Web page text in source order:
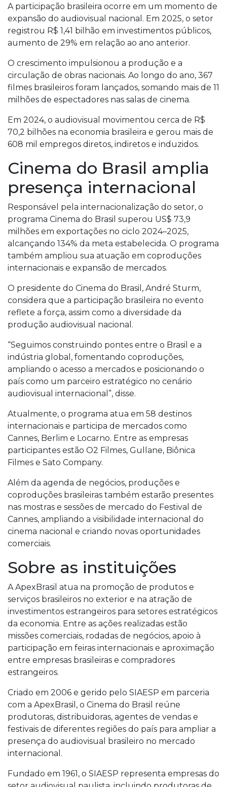
A participação brasileira ocorre em um momento de
expansão do audiovisual nacional. Em 2025, o setor
registrou R$ 1,41 bilhão em investimentos públicos,
aumento de 29% em relação ao ano anterior.
O crescimento impulsionou a produção e a
circulação de obras nacionais. Ao longo do ano, 367
filmes brasileiros foram lançados, somando mais de 11
milhões de espectadores nas salas de cinema.
Em 2024, o audiovisual movimentou cerca de R$
70,2 bilhões na economia brasileira e gerou mais de
608 mil empregos diretos, indiretos e induzidos.
Cinema do Brasil amplia
presença internacional
Responsável pela internacionalização do setor, o
programa Cinema do Brasil superou US$ 73,9
milhões em exportações no ciclo 2024–2025,
alcançando 134% da meta estabelecida. O programa
também ampliou sua atuação em coproduções
internacionais e expansão de mercados.
O presidente do Cinema do Brasil, André Sturm,
considera que a participação brasileira no evento
reflete a força, assim como a diversidade da
produção audiovisual nacional.
“Seguimos construindo pontes entre o Brasil e a
indústria global, fomentando coproduções,
ampliando o acesso a mercados e posicionando o
país como um parceiro estratégico no cenário
audiovisual internacional”, disse.
Atualmente, o programa atua em 58 destinos
internacionais e participa de mercados como
Cannes, Berlim e Locarno. Entre as empresas
participantes estão O2 Filmes, Gullane, Biônica
Filmes e Sato Company.
Além da agenda de negócios, produções e
coproduções brasileiras também estarão presentes
nas mostras e sessões de mercado do Festival de
Cannes, ampliando a visibilidade internacional do
cinema nacional e criando novas oportunidades
comerciais.
Sobre as instituições
A ApexBrasil atua na promoção de produtos e
serviços brasileiros no exterior e na atração de
investimentos estrangeiros para setores estratégicos
da economia. Entre as ações realizadas estão
missões comerciais, rodadas de negócios, apoio à
participação em feiras internacionais e aproximação
entre empresas brasileiras e compradores
estrangeiros.
Criado em 2006 e gerido pelo SIAESP em parceria
com a ApexBrasil, o Cinema do Brasil reúne
produtoras, distribuidoras, agentes de vendas e
festivais de diferentes regiões do país para ampliar a
presença do audiovisual brasileiro no mercado
internacional.
Fundado em 1961, o SIAESP representa empresas do